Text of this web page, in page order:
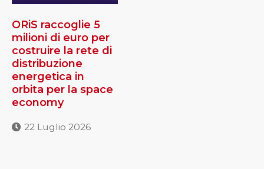
ORiS raccoglie 5
milioni di euro per
costruire la rete di
distribuzione
energetica in
orbita per la space
economy
22 Luglio 2026